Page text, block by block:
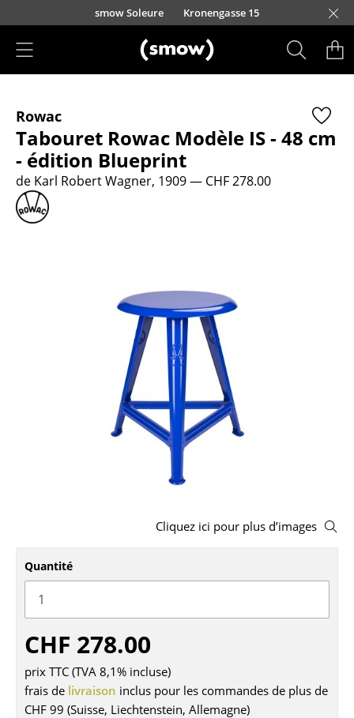
Accéder directement au contenu
smow Soleure Kronengasse 15
Sièges
Chaises de cuisine & salle à manger
Canapés
Fauteuils
Chaises cantilever
Chaises et Tabourets de bar
Bancs & Chaises longues
Chaises de bureau
Chaises de conférence
... voir tous les sièges
Rowac
Tabouret Rowac Modèle IS - 48 cm
- édition Blueprint
de Karl Robert Wagner, 1909— CHF 278.00
Cliquez ici pour plus d’images
Quantité
CHF 278.00
prix TTC (TVA 8,1% incluse)
frais de livraison inclus pour les commandes de plus de
CHF 99 (Suisse, Liechtenstein, Allemagne)